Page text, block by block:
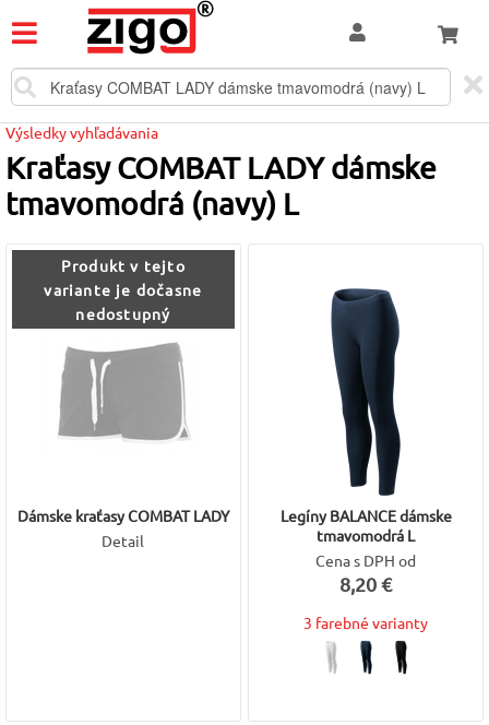
Výsledky vyhľadávania
Kraťasy COMBAT LADY dámske
tmavomodrá (navy) L
Produkt v tejto
variante je dočasne
nedostupný
Dámske kraťasy COMBAT LADY
Detail
Legíny BALANCE dámske
tmavomodrá L
Cena s DPH od
8,20 €
3 farebné varianty